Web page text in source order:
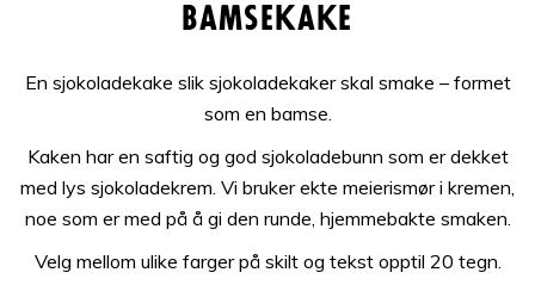
Bamsekake
En sjokoladekake slik sjokoladekaker skal smake – formet
som en bamse.
Kaken har en saftig og god sjokoladebunn som er dekket
med lys sjokoladekrem. Vi bruker ekte meierismør i kremen,
noe som er med på å gi den runde, hjemmebakte smaken.
Velg mellom ulike farger på skilt og tekst opptil 20 tegn.